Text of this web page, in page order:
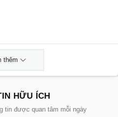
thêm
HỮU ÍCH
tin được quan tâm mỗi ngày